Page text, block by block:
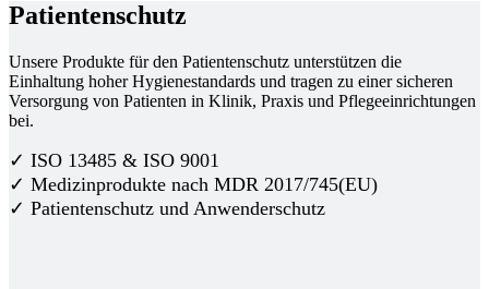
Patientenschutz
Unsere Produkte für den Patientenschutz unterstützen die
Einhaltung hoher Hygienestandards und tragen zu einer sicheren
Versorgung von Patienten in Klinik, Praxis und Pflegeeinrichtungen
bei.
✓ ISO 13485 & ISO 9001
✓ Medizinprodukte nach MDR 2017/745(EU)
✓ Patientenschutz und Anwenderschutz